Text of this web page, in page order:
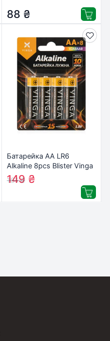
88 ₴
Батарейка AA LR6
Alkaline 8pcs Blister Vinga
(VJABAA8)
161₴
149 ₴